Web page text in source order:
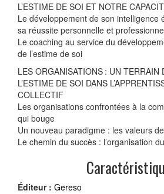
L’ESTIME DE SOI ET NOTRE
Le développement de son intelligence
sa réussite personnelle et
Le coaching au service du
de l’estime de soi
LES ORGANISATIONS : UN TERRAIN
L’ESTIME DE SOI DANS
COLLECTIF
Les organisations confrontées à la
qui bouge
Un nouveau paradigme : les valeurs
Le chemin du succès : l’organisation
Éditeur : Gereso